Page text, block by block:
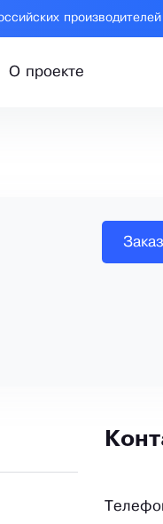
производителей
О проекте